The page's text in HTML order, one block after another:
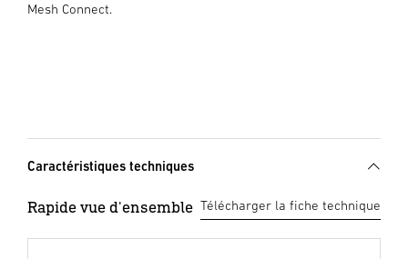
Mesh Connect.
Caractéristiques techniques
Rapide vue d'ensemble Télécharger la fiche technique